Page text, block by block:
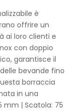
è
offrire un
ai loro clienti e
con doppio
garantisce il
bevande fino
borraccia
in una
mm | Scatola: 75